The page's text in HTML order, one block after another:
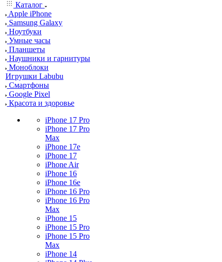
Каталог
Apple iPhone
Samsung Galaxy
Ноутбуки
Умные часы
Планшеты
Наушники и гарнитуры
Моноблоки
Игрушки Labubu
Смартфоны
Google Pixel
Красота и здоровье
iPhone 17 Pro
iPhone 17 Pro
Max
iPhone 17e
iPhone 17
iPhone Air
iPhone 16
iPhone 16e
iPhone 16 Pro
iPhone 16 Pro
Max
iPhone 15
iPhone 15 Pro
iPhone 15 Pro
Max
iPhone 14